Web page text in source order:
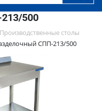
500
Производственные столы
СПП-213/500